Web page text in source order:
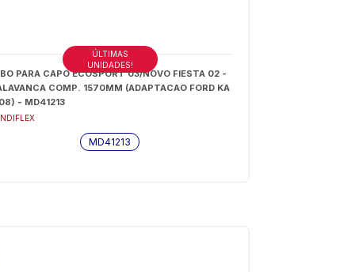
PARA CAPO ECOSPORT 03/NOVO FIESTA 02 -
COMP. 1570MM (ADAPTACAO FORD KA
- MD41213
ÚLTIMAS
UNIDADES!
MD41213